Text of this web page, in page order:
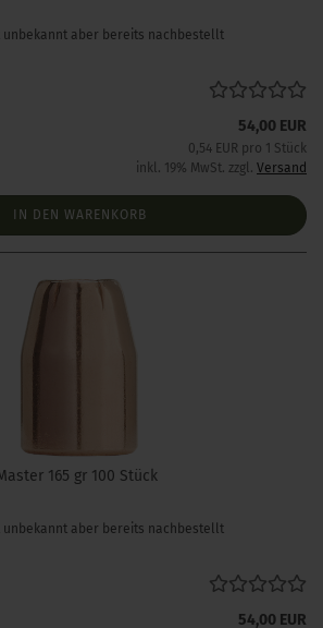
unbekannt aber bereits nachbestellt
54,00 EUR
0,54 EUR pro 1 Stück
inkl. 19% MwSt. zzgl. Versand
IN DEN WARENKORB
165 gr 100 Stück
unbekannt aber bereits nachbestellt
54,00 EUR